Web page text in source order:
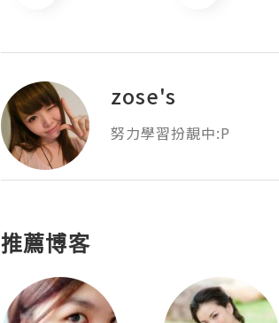
zose's
努力學習扮靚中:P
推薦博客